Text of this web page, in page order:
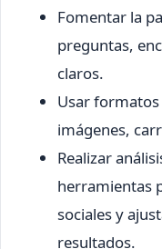
Fomentar la
preguntas,
claros.
Usar
imágenes,
Realizar
herramientas
sociales y
resultados.